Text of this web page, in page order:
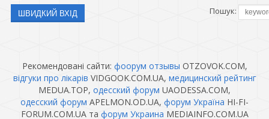
Пошук:
Рекомендовані сайти: фоорум отзывы OTZOVOK.COM,
відгуки про лікарів VIDGOOK.COM.UA, медицинский рейтинг
MEDUA.TOP, одесский форум UAODESSA.COM,
одесский форум APELMON.OD.UA, форум Україна HI-FI-
FORUM.COM.UA та форум Украина MEDIAINFO.COM.UA